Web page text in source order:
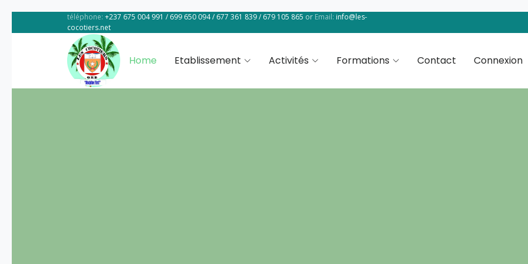
téléphone: +237 675 004 991 / 699 650 094 / 677 361 839 / 679 105 865 or Email: info@les-
cocotiers.net
Home Etablissement Activités Formations Contact Connexion